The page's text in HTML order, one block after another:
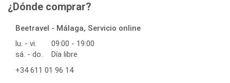
¿Dónde comprar?
Beetravel - Málaga, Servicio online
lu. - vi.
09:00 - 19:00
sá. - do.
Día libre
+34 611 01 96 14